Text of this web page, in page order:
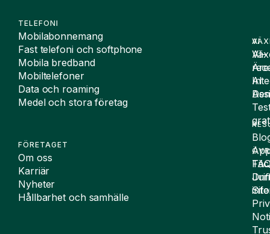
TELEFONI
Mobilabonnemang
Fast telefoni och softphone
Mobila bredband
Mobiltelefoner
Data och roaming
Medel och stora företag
FÖRETAGET
Om oss
Karriär
Nyheter
Hållbarhet och samhälle
AI
AI-
AI